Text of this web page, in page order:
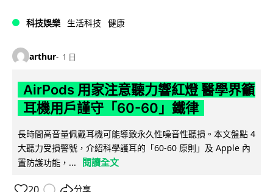
科技娛樂 生活科技 健康
arthur 1 日
AirPods 用家注意聽力響紅燈 醫學界籲
耳機用戶謹守「60-60」鐵律
長時間高音量佩戴耳機可能導致永久性噪音性聽損。本文盤點 4
大聽力受損警號，介紹科學護耳的「60-60 原則」及 Apple 內
置防護功能，...
閱讀全文
分享